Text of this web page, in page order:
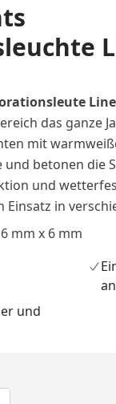
das ganze
mit
betonen die
und
Einsatz in
mm x 6 mm
und